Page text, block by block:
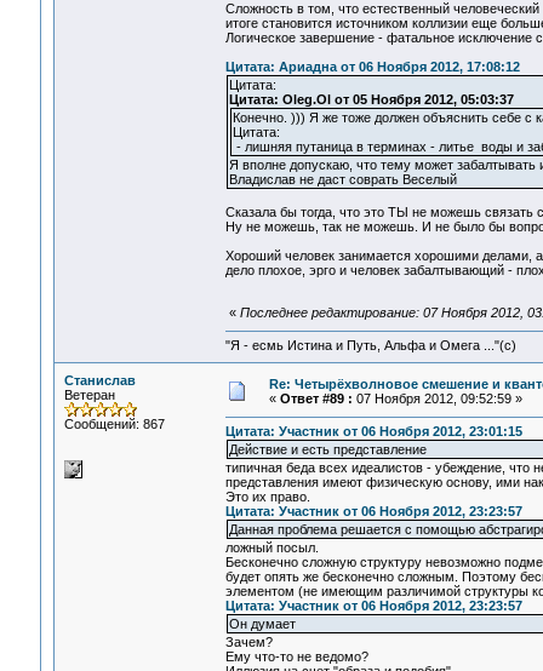
Сложность в том, что естественный
итоге становится источником коллизии еще
Логическое завершение - фатальное исключение
Цитата: Ариадна от 06 Ноября 2012, 17:08:12
Цитата:
Цитата: Oleg.Ol от 05 Ноября 2012, 05:03:37
Конечно. ))) Я же тоже должен объяснить себе с
Цитата:
- лишняя путаница в терминах - литье воды и
Я вполне допускаю, что тему может
Владислав не даст соврать Веселый
Сказала бы тогда, что это ТЫ не можешь
Ну не можешь, так не можешь. И не было бы
Хороший человек занимается хорошими делами,
дело плохое, эрго и человек забалтывающий -
« Последнее редактирование: 07 Ноября 2012,
"Я - есмь Истина и Путь, Альфа и Омега ..."(с)
Станислав
Ветеран
Сообщений: 867
Re: Четырёхволновое смешение и
« Ответ #89 : 07 Ноября 2012, 09:52:59 »
Цитата: Участник от 06 Ноября 2012, 23:01:15
Действие и есть представление
типичная беда всех идеалистов - убеждение, что
представления имеют физическую основу, ими
Это их право.
Цитата: Участник от 06 Ноября 2012, 23:23:57
Данная проблема решается с помощью
ложный посыл.
Бесконечно сложную структуру невозможно
будет опять же бесконечно сложным. Поэтому
элементом (не имеющим различимой структуры
Цитата: Участник от 06 Ноября 2012, 23:23:57
Он думает
Зачем?
Ему что-то не ведомо?